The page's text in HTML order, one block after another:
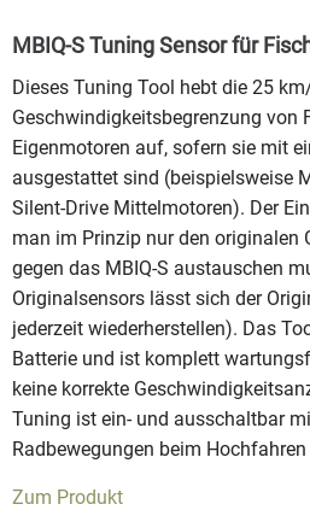
MBIQ-S Tuning Sensor für
Dieses Tuning Tool hebt die 25
Geschwindigkeitsbegrenzung von
Eigenmotoren auf, sofern sie mit
ausgestattet sind (beispielsweise
Silent-Drive Mittelmotoren). Der
man im Prinzip nur den originalen
gegen das MBIQ-S austauschen
Originalsensors lässt sich der
jederzeit wiederherstellen). Das
Batterie und ist komplett
keine korrekte
Tuning ist ein- und ausschaltbar
Radbewegungen beim Hochfahren
Zum Produkt